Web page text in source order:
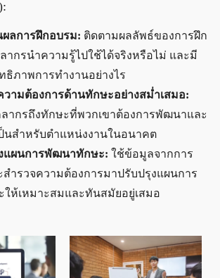
ผลการฝึกอบรม: ติดตามผลลัพธ์ของการฝึก
ากรนำความรู้ไปใช้ได้จริงหรือไม่ และมี
ธิภาพการทำงานอย่างไร
วามต้องการด้านทักษะอย่างสม่ำเสมอ:
ากรถึงทักษะที่พวกเขาต้องการพัฒนาและ
นสำหรับตำแหน่งงานในอนาคต
แผนการพัฒนาทักษะ: ใช้ข้อมูลจากการ
สำรวจความต้องการมาปรับปรุงแผนการ
ห้เหมาะสมและทันสมัยอยู่เสมอ